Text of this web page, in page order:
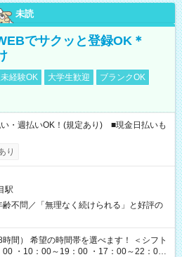
未読
でサクッと登録OK＊
経験OK 大学生歓迎
ブランクOK
・週払いOK！(規定あり) ■現金日払いも
り
駅
齢不問／「無理なく続けられる」と好評の
す！ ＜シフト
00 ・10：00～19：00 ・17：00～22：00